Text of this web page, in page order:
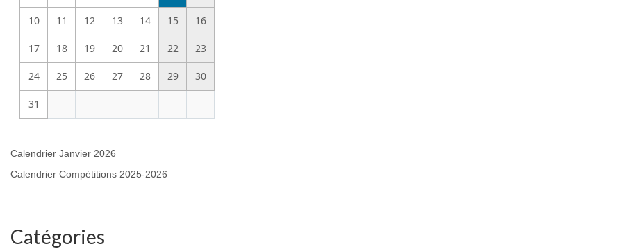
10 11 12 13 14 15 16
17 18 19 20 21 22 23
24 25 26 27 28 29 30
31
Calendrier Janvier 2026
Calendrier Compétitions 2025-2026
Catégories